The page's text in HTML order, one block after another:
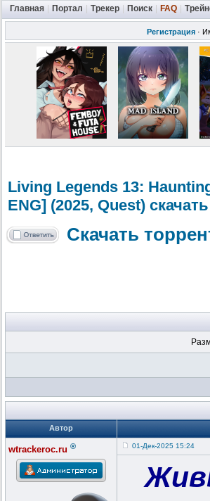
Главная Портал Трекер Поиск FAQ
Регистрация ·
Living Legends 13:
ENG] (2025, Quest)
Скачать
Автор
wtrackeroc.ru ® 01-Дек-2025 15:24